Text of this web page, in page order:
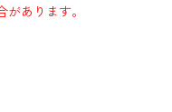
あります。